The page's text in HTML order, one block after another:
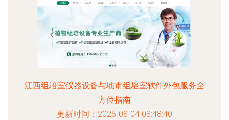
江西组培室仪器设备与地市组培室软件外包服务全
方位指南
更新时间：2026-08-04 08:48:40